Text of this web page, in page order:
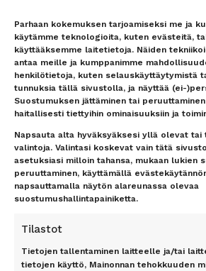
Parhaan kokemuksen tarjoamiseksi me ja
käytämme teknologioita, kuten evästeitä,
käyttääksemme laitetietoja. Näiden
antaa meille ja kumppanimme
henkilötietoja, kuten selauskäyttäytymistä
tunnuksia tällä sivustolla, ja näyttää (ei-
Suostumuksen jättäminen tai
haitallisesti tiettyihin ominaisuuksiin ja
Napsauta alta hyväksyäksesi yllä olevat tai
valintoja. Valintasi koskevat vain tätä
asetuksiasi milloin tahansa, mukaan lukien
peruuttaminen, käyttämällä
napsauttamalla näytön alareunassa olevaa
suostumushallintapainiketta.
Tilastot
Tietojen tallentaminen laitteelle ja/tai
tietojen käyttö, Mainonnan tehokkuuden
Lentokenttäkuljetus
Matkatavarat
Lentokenttäpysäköinti
Lounge-palvelut
Lahjakortti
Matkarahoitus
Uutiskirje
Evästeet
TOP 11 RANTA
Antalyan rannikko, Alanya,
Costa del Sol
Dubrovnik
Florida
TOP 7
New
Pariisi